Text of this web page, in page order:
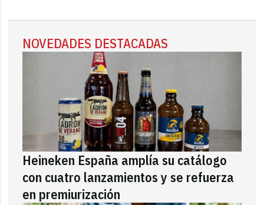
NOVEDADES DESTACADAS
Heineken España amplía su catálogo
con cuatro lanzamientos y se refuerza
en premiurización